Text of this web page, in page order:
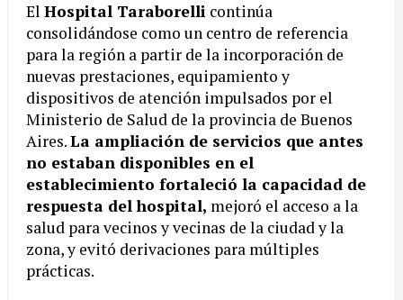
El Hospital Taraborelli continúa
consolidándose como un centro de referencia
para la región a partir de la incorporación de
nuevas prestaciones, equipamiento y
dispositivos de atención impulsados por el
Ministerio de Salud de la provincia de Buenos
Aires.La ampliación de servicios que antes
no estaban disponibles en el
establecimiento fortaleció la capacidad de
respuesta del hospital, mejoró el acceso a la
salud para vecinos y vecinas de la ciudad y la
zona, y evitó derivaciones para múltiples
prácticas.